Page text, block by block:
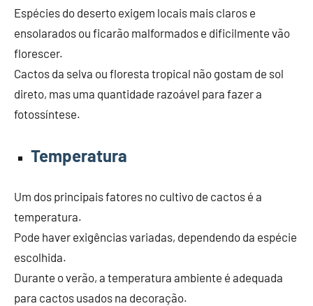
Espécies do deserto exigem locais mais claros e
ensolarados ou ficarão malformados e dificilmente vão
florescer.
Cactos da selva ou floresta tropical não gostam de sol
direto, mas uma quantidade razoável para fazer a
fotossíntese.
Temperatura
Um dos principais fatores no cultivo de cactos é a
temperatura.
Pode haver exigências variadas, dependendo da espécie
escolhida.
Durante o verão, a temperatura ambiente é adequada
para cactos usados na decoração.